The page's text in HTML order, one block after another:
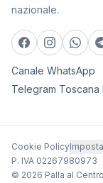
nazionale.
Canale WhatsApp
Telegram Toscana
Cookie Policy
P. IVA 02267980973
© 2026 Palla al